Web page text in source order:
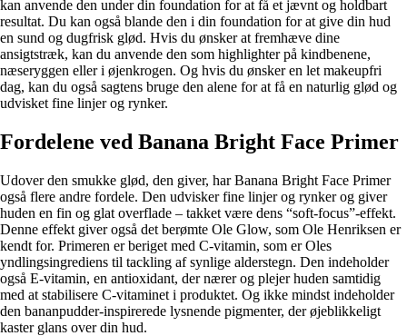
kan anvende den under din foundation for at få et jævnt og holdbart
resultat. Du kan også blande den i din foundation for at give din hud
en sund og dugfrisk glød. Hvis du ønsker at fremhæve dine
ansigtstræk, kan du anvende den som highlighter på kindbenene,
næseryggen eller i øjenkrogen. Og hvis du ønsker en let makeupfri
dag, kan du også sagtens bruge den alene for at få en naturlig glød og
udvisket fine linjer og rynker.
Fordelene ved Banana Bright Face Primer
Udover den smukke glød, den giver, har Banana Bright Face Primer
også flere andre fordele. Den udvisker fine linjer og rynker og giver
huden en fin og glat overflade – takket være dens “soft-focus”-effekt.
Denne effekt giver også det berømte Ole Glow, som Ole Henriksen er
kendt for. Primeren er beriget med C-vitamin, som er Oles
yndlingsingrediens til tackling af synlige alderstegn. Den indeholder
også E-vitamin, en antioxidant, der nærer og plejer huden samtidig
med at stabilisere C-vitaminet i produktet. Og ikke mindst indeholder
den bananpudder-inspirerede lysnende pigmenter, der øjeblikkeligt
kaster glans over din hud.